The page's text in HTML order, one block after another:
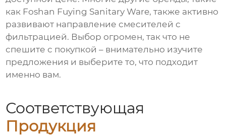
как Foshan Fuying Sanitary Ware, также активно
развивают направление смесителей с
фильтрацией. Выбор огромен, так что не
спешите с покупкой – внимательно изучите
предложения и выберите то, что подходит
именно вам.
Соответствующая
Продукция